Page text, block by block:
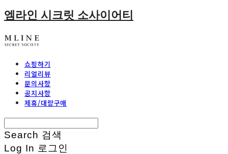
엠라인 시크릿 소사이어티
쇼핑하기
리얼리뷰
문의사항
공지사항
제휴/대량구매
Search 검색
Log In 로그인